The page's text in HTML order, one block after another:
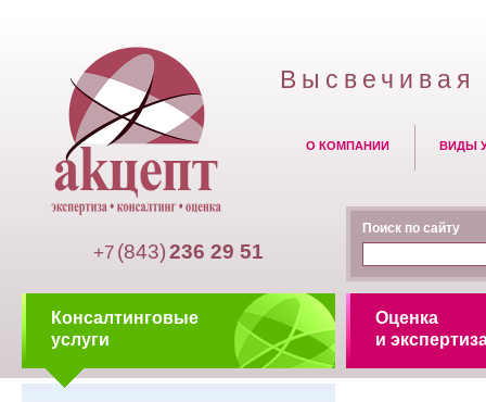
Высвечивая
О КОМПАНИИ ВИДЫ
+7 (843)236 29 51
Поиск по сайту
Консалтинговые
услуги
Оценка
и